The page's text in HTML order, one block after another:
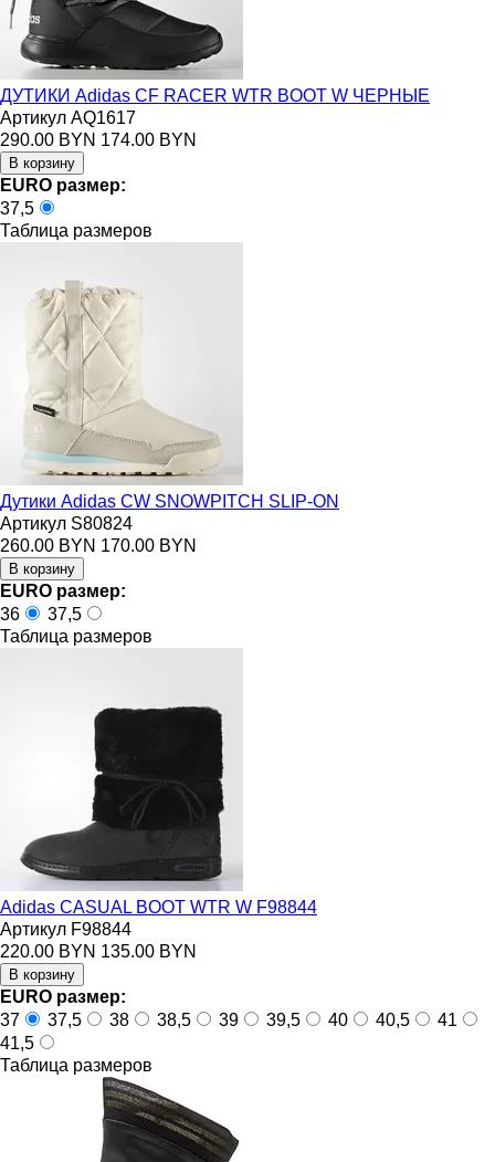
ДУТИКИ Adidas CF RACER WTR BOOT W ЧЕРНЫЕ
Артикул AQ1617
290.00 BYN 174.00 BYN
EURO размер:
37,5
Таблица размеров
Дутики Adidas CW SNOWPITCH SLIP-ON
Артикул S80824
260.00 BYN 170.00 BYN
EURO размер:
36
37,5
Таблица размеров
Adidas CASUAL BOOT WTR W F98844
Артикул F98844
220.00 BYN 135.00 BYN
EURO размер:
37
37,5 38 38,5 39 39,5 40 40,5
41
41,5
Таблица размеров